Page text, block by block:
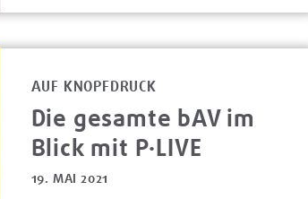
AUF KNOPFDRUCK
Die gesamte bAV im
Blick mit P·LIVE
19. MAI 2021